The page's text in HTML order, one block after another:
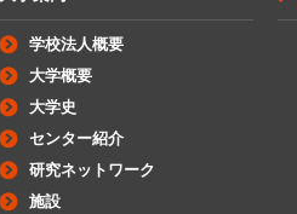
学校法人概要
大学概要
大学史
センター紹介
研究ネットワーク
施設